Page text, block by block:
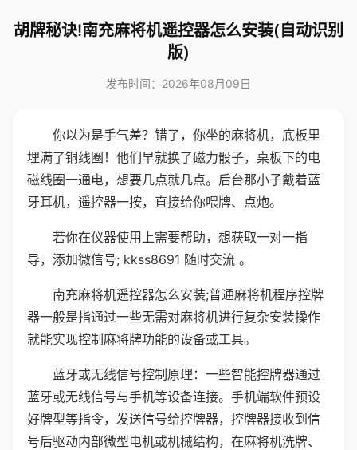
胡牌秘诀!南充麻将机遥控器怎么安装(自动识别
版)
发布时间：2026年08月09日
你以为是手气差？错了，你坐的麻将机，底板里
埋满了铜线圈！他们早就换了磁力骰子，桌板下的电
磁线圈一通电，想要几点就几点。后台那小子戴着蓝
牙耳机，遥控器一按，直接给你喂牌、点炮。
若你在仪器使用上需要帮助，想获取一对一指
导，添加微信号; kkss8691 随时交流 。
南充麻将机遥控器怎么安装;普通麻将机程序控牌
器一般是指通过一些无需对麻将机进行复杂安装操作
就能实现控制麻将牌功能的设备或工具。
蓝牙或无线信号控制原理：一些智能控牌器通过
蓝牙或无线信号与手机等设备连接。手机端软件预设
好牌型等指令，发送信号给控牌器，控牌器接收到信
号后驱动内部微型电机或机械结构，在麻将机洗牌、